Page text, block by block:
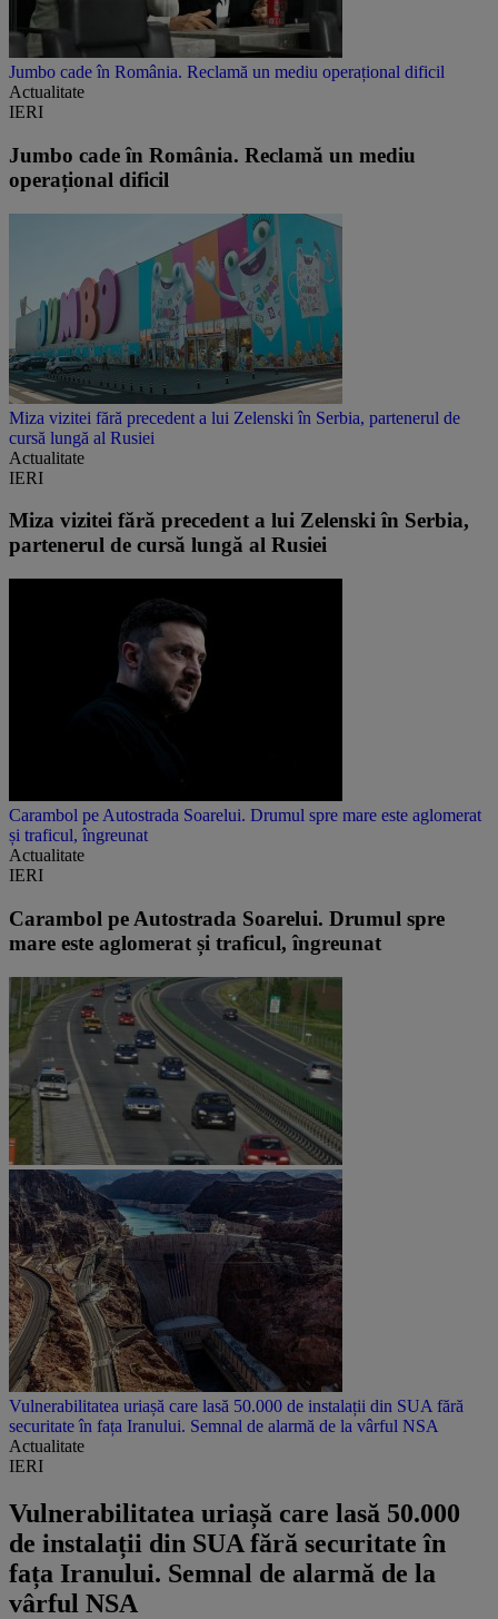
Jumbo cade în România. Reclamă un mediu operațional dificil
Actualitate
IERI
Jumbo cade în România. Reclamă un mediu
operațional dificil
Miza vizitei fără precedent a lui Zelenski în Serbia, partenerul de
cursă lungă al Rusiei
Actualitate
IERI
Miza vizitei fără precedent a lui Zelenski în Serbia,
partenerul de cursă lungă al Rusiei
Carambol pe Autostrada Soarelui. Drumul spre mare este aglomerat
și traficul, îngreunat
Actualitate
IERI
Carambol pe Autostrada Soarelui. Drumul spre
mare este aglomerat și traficul, îngreunat
Vulnerabilitatea uriașă care lasă 50.000 de instalații din SUA fără
securitate în fața Iranului. Semnal de alarmă de la vârful NSA
Actualitate
IERI
Vulnerabilitatea uriașă care lasă 50.000
de instalații din SUA fără securitate în
fața Iranului. Semnal de alarmă de la
vârful NSA